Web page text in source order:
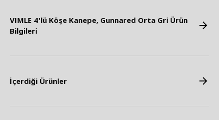
VIMLE 4'lü Köşe Kanepe, Gunnared Orta Gri Ürün
Bilgileri
İçerdiği Ürünler